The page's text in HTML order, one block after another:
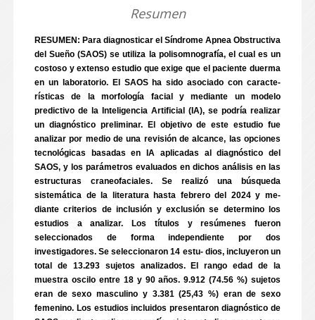
Resumen
RESUMEN: Para diagnosticar el Síndrome Apnea Obstructiva
del Sueño (SAOS) se utiliza la polisomnografía, el cual es un
costoso y extenso estudio que exige que el paciente duerma
en un laboratorio. El SAOS ha sido asociado con caracte-
rísticas de la morfología facial y mediante un modelo
predictivo de la Inteligencia Artificial (IA), se podría realizar
un diagnóstico preliminar. El objetivo de este estudio fue
analizar por medio de una revisión de alcance, las opciones
tecnológicas basadas en IA aplicadas al diagnóstico del
SAOS, y los parámetros evaluados en dichos análisis en las
estructuras craneofaciales. Se realizó una búsqueda
sistemática de la literatura hasta febrero del 2024 y me-
diante criterios de inclusión y exclusión se determino los
estudios a analizar. Los títulos y resúmenes fueron
seleccionados de forma independiente por dos
investigadores. Se seleccionaron 14 estu- dios, incluyeron un
total de 13.293 sujetos analizados. El rango edad de la
muestra oscilo entre 18 y 90 años. 9.912 (74.56 %) sujetos
eran de sexo masculino y 3.381 (25,43 %) eran de sexo
femenino. Los estudios incluidos presentaron diagnóstico de